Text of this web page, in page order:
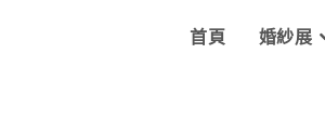
首頁 婚紗展